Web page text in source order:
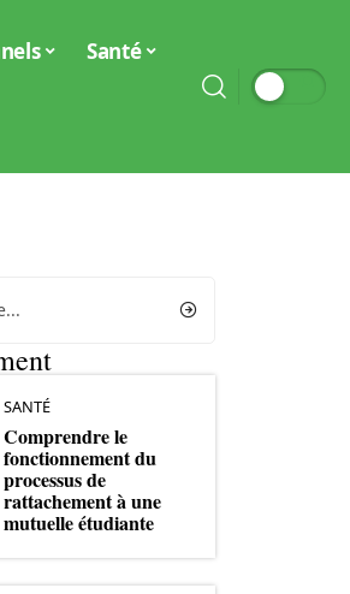
Santé
SANTÉ
Comprendre le
fonctionnement du
processus de
rattachement à une
mutuelle étudiante